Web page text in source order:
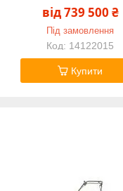
від 739 500 ₴
Під замовлення
14122015
Купити